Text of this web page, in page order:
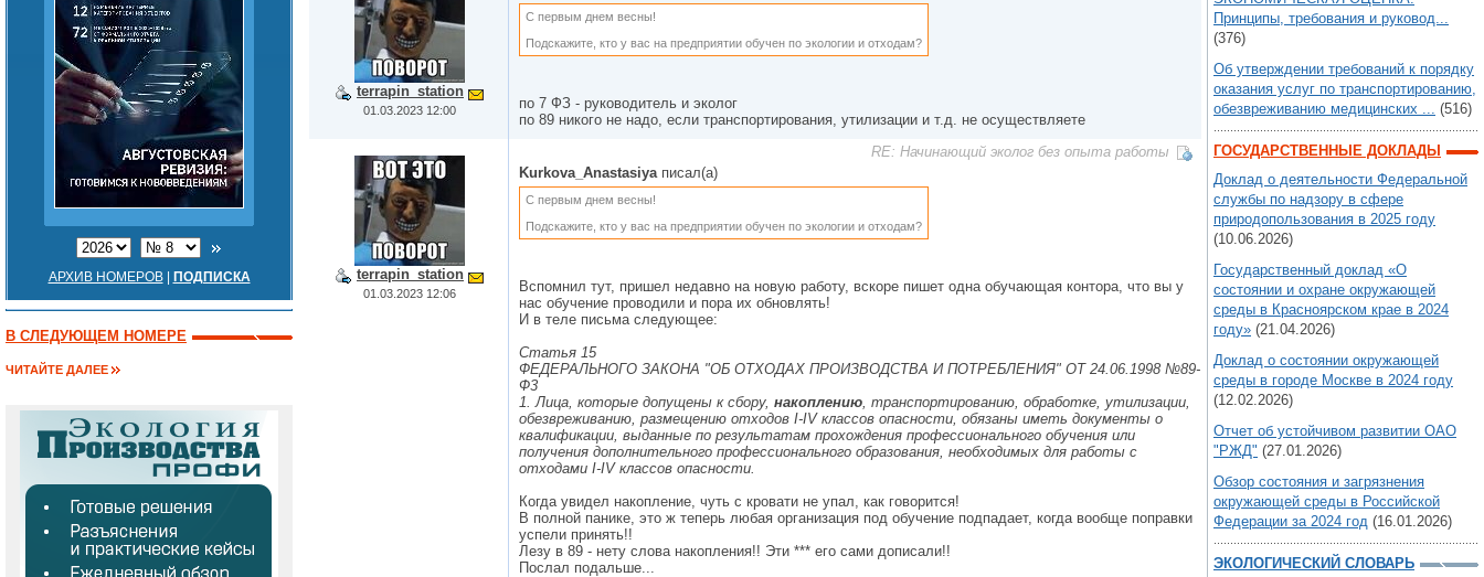
АРХИВ НОМЕРОВ| ПОДПИСКА
В СЛЕДУЮЩЕМ НОМЕРЕ
ЧИТАЙТЕ ДАЛЕЕ
terrapin_station
01.03.2023 12:00
С первым днем весны!
Подскажите, кто у вас на предприятии обучен по экологии и отходам?
по 7 ФЗ - руководитель и эколог
по 89 никого не надо, если транспортирования, утилизации и т.д. не осуществляете
terrapin_station
01.03.2023 12:06
RE: Начинающий эколог без опыта работы
Kurkova_Anastasiyaписал(а)
С первым днем весны!
Подскажите, кто у вас на предприятии обучен по экологии и отходам?
Вспомнил тут, пришел недавно на новую работу, вскоре пишет одна обучающая контора, что вы у
нас обучение проводили и пора их обновлять!
И в теле письма следующее:
Статья 15
ФЕДЕРАЛЬНОГО ЗАКОНА "ОБ ОТХОДАХ ПРОИЗВОДСТВА И ПОТРЕБЛЕНИЯ" ОТ 24.06.1998 №89-
Ф3
1. Лица, которые допущены к сбору, накоплению, транспортированию, обработке, утилизации,
обезвреживанию, размещению отходов I-IV классов опасности, обязаны иметь документы о
квалификации, выданные по результатам прохождения профессионального обучения или
получения дополнительного профессионального образования, необходимых для работы с
отходами I-IV классов опасности.
Когда увидел накопление, чуть с кровати не упал, как говорится!
В полной панике, это ж теперь любая организация под обучение подпадает, когда вообще поправки
успели принять!!
Лезу в 89 - нету слова накопления!! Эти *** его сами дописали!!
Послал подальше...
Принципы, требования и руковод...
(376)
Об утверждении требований к порядку
оказания услуг по транспортированию,
обезвреживанию медицинских ... (516)
ГОСУДАРСТВЕННЫЕ ДОКЛАДЫ
Доклад о деятельности Федеральной
службы по надзору в сфере
природопользования в 2025 году
(10.06.2026)
Государственный доклад «О
состоянии и охране окружающей
среды в Красноярском крае в 2024
году» (21.04.2026)
Доклад о состоянии окружающей
среды в городе Москве в 2024 году
(12.02.2026)
Отчет об устойчивом развитии ОАО
"РЖД" (27.01.2026)
Обзор состояния и загрязнения
окружающей среды в Российской
Федерации за 2024 год (16.01.2026)
ЭКОЛОГИЧЕСКИЙ СЛОВАРЬ